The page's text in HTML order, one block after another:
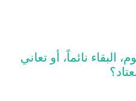
البقاء نائماً، أو تعاني